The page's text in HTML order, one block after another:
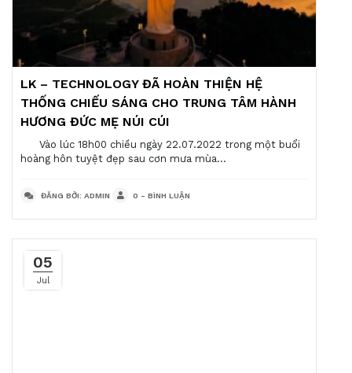
LK – TECHNOLOGY ĐÃ HOÀN THIỆN HỆ
THỐNG CHIẾU SÁNG CHO TRUNG TÂM HÀNH
HƯƠNG ĐỨC MẸ NÚI CÚI
Vào lúc 18h00 chiều ngày 22.07.2022 trong một buổi
hoàng hôn tuyệt đẹp sau cơn mưa mùa...
ĐĂNG BỞI: ADMIN 0 - BÌNH LUẬN
05
Jul